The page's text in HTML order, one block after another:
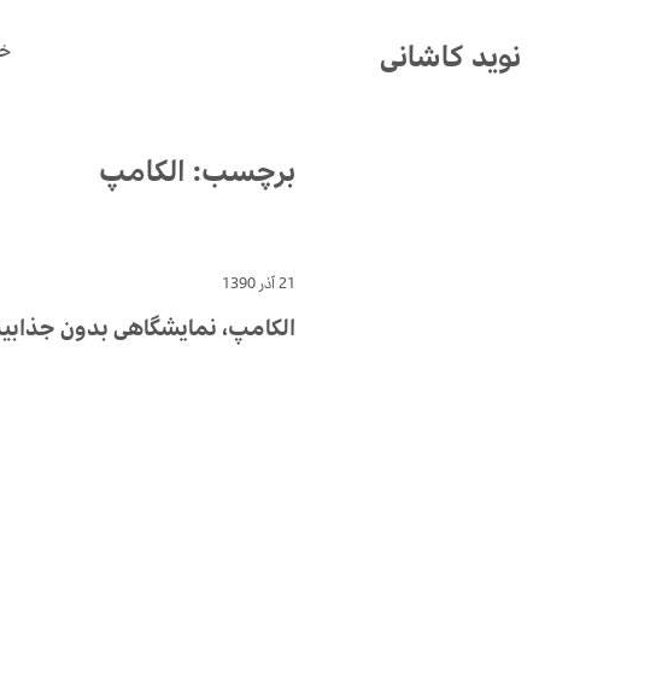
نوید کاشانی
برچسب: الکامپ
21 آذر 1390
الکامپ٬ نمایشگاهی بدون جذابیت